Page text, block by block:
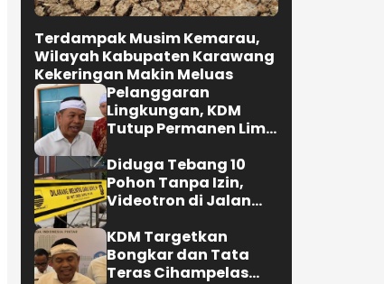
Terdampak Musim Kemarau,
Wilayah Kabupaten Karawang
Kekeringan Makin Meluas
Pelanggaran
Lingkungan, KDM
Tutup Permanen Lima
di Cipatat
Diduga Tebang 10
Pohon Tanpa Izin,
Videotron di Jalan
Bandung Disegel
KDM Targetkan
Bongkar dan Tata
Teras Cihampelas